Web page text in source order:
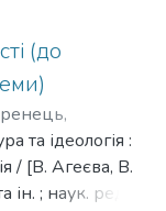
- Редкол. :
В. П.,
С. С.,
В. Є.,
Б. Б."
(до
та ідеологія :
/ [В. Агеєва, В.
; наук. ред. та